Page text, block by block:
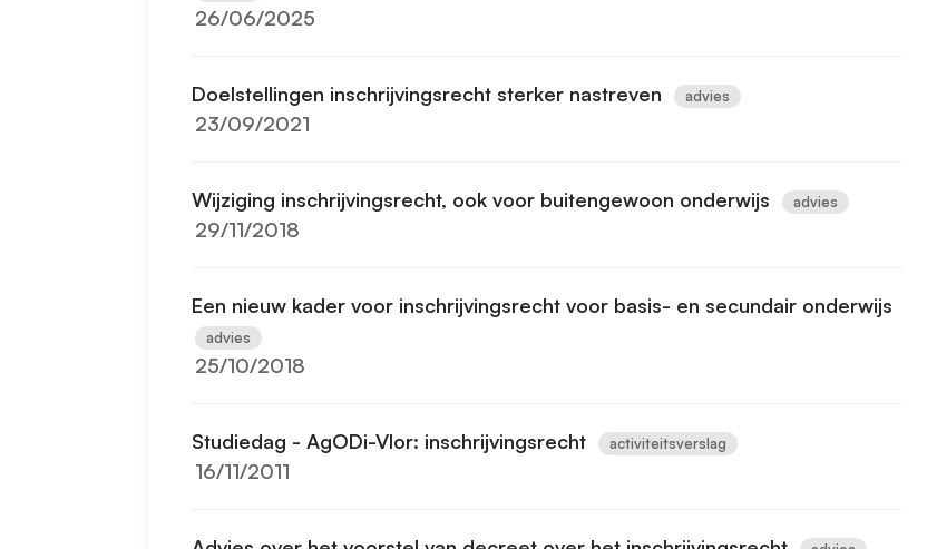
26/06/2025
Doelstellingen inschrijvingsrecht sterker nastreven advies
23/09/2021
Wijziging inschrijvingsrecht, ook voor buitengewoon onderwijs advies
29/11/2018
Een nieuw kader voor inschrijvingsrecht voor basis- en secundair onderwijs
advies
25/10/2018
Studiedag - AgODi-Vlor: inschrijvingsrecht activiteitsverslag
16/11/2011